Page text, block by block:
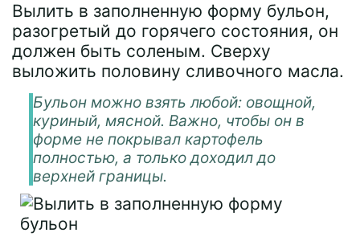
Вылить в заполненную форму бульон,
разогретый до горячего состояния, он
должен быть соленым. Сверху
выложить половину сливочного масла.
Бульон можно взять любой: овощной,
куриный, мясной. Важно, чтобы он в
форме не покрывал картофель
полностью, а только доходил до
верхней границы.